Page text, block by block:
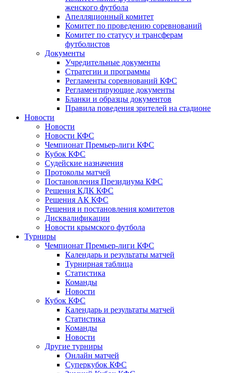
женского футбола
Апелляционный комитет
Комитет по проведению соревнований
Комитет по статусу и трансферам
футболистов
Документы
Учредительные документы
Стратегии и программы
Регламенты соревнований КФС
Регламентирующие документы
Бланки и образцы документов
Правила поведения зрителей на стадионе
Новости
Новости
Новости КФС
Чемпионат Премьер-лиги КФС
Кубок КФС
Судейские назначения
Протоколы матчей
Постановления Президиума КФС
Решения КДК КФС
Решения АК КФС
Решения и постановления комитетов
Дисквалификации
Новости крымского футбола
Турниры
Чемпионат Премьер-лиги КФС
Календарь и результаты матчей
Турнирная таблица
Статистика
Команды
Новости
Кубок КФС
Календарь и результаты матчей
Статистика
Команды
Новости
Другие турниры
Онлайн матчей
Суперкубок КФС